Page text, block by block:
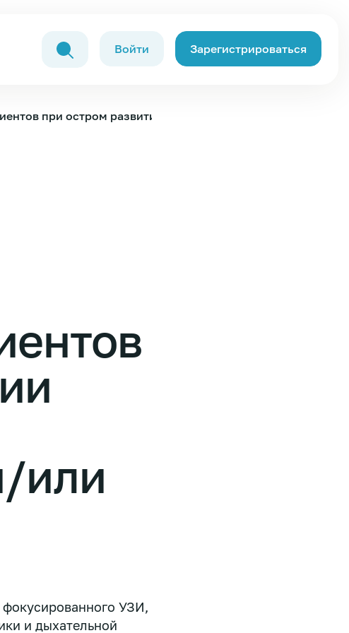
Войти Зарегистрироваться
при остром развитии недостаточности
или
УЗИ,
и дыхательной